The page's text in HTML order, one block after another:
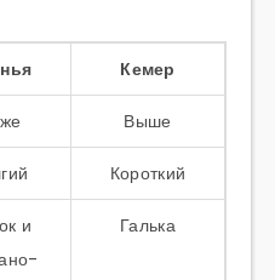
Кемер
Выше
Короткий
и
Галька